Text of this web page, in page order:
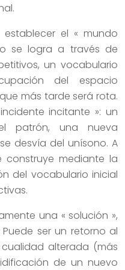
el « mundo
se logra a través de
un vocabulario
del espacio
más tarde será rota.
incitante »: un
patrón, una nueva
desvía del unísono. A
mediante la
del vocabulario inicial
una « solución »,
ser un retorno al
alterada (más
de un nuevo